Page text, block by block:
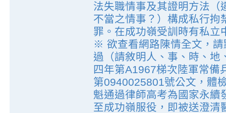
法失職情事及其證明方法（
不當之情事？）構成私行拘
罪。在成功嶺受訓時有私立
※ 欲查看網路陳情全文，
過（請敘明人、事、時、地
四年第A1967梯次陸軍常備
第0940025801號公文，體
魁通過律師高考為國家永續
至成功嶺服役，即被送澄清